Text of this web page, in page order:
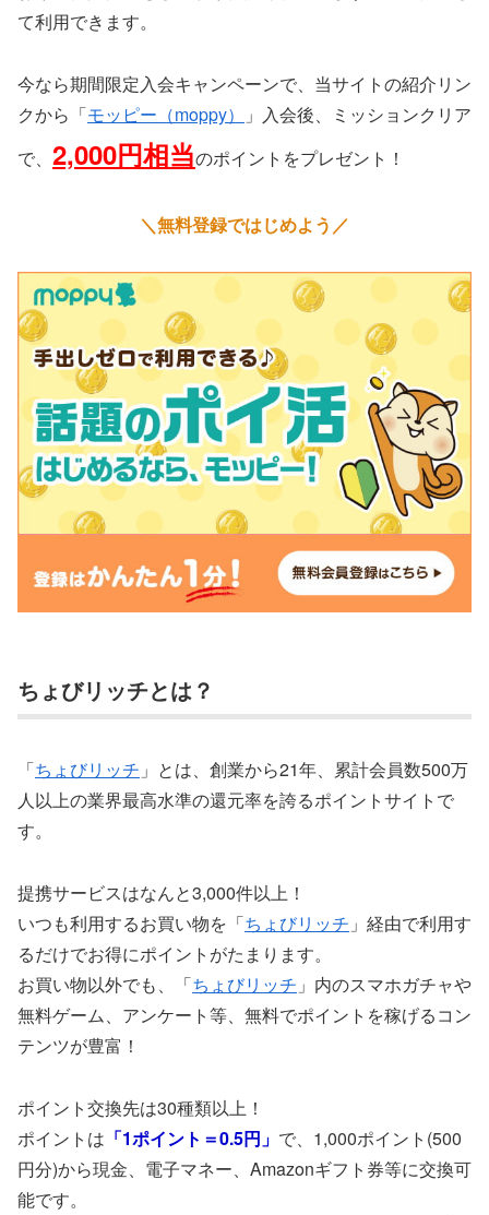
て利用できます。
今なら期間限定入会キャンペーンで、当サイトの紹介リン
クから「モッピー（moppy）
」入会後、ミッションクリア
で、 2,000円相当のポイントをプレゼント！
＼無料登録ではじめよう／
ちょびリッチとは？
「ちょびリッチ 」とは、創業から21年、累計会員数500万
人以上の業界最高水準の還元率を誇るポイントサイトで
す。
提携サービスはなんと3,000件以上！
いつも利用するお買い物を「ちょびリッチ 」経由で利用す
るだけでお得にポイントがたまります。
お買い物以外でも、「ちょびリッチ 」内のスマホガチャや
無料ゲーム、アンケート等、無料でポイントを稼げるコン
テンツが豊富！
ポイント交換先は30種類以上！
ポイントは 「1ポイント＝0.5円」 で、1,000ポイント(500
円分)から現金、電子マネー、Amazonギフト券等に交換可
能です。